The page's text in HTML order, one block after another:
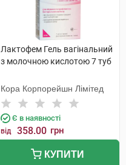
Лактофем Гель вагінальний
з молочною кислотою 7 туб
Кора Корпорейшн Лімітед
Є в наявності
від 358.00 грн
КУПИТИ